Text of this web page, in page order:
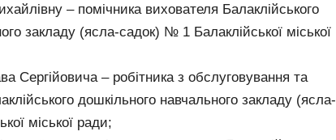
– помічника вихователя Балаклійського
закладу (ясла-садок) № 1 Балаклійської міської
Сергійовича – робітника з обслуговування та
дошкільного навчального закладу (ясла-
міської ради;